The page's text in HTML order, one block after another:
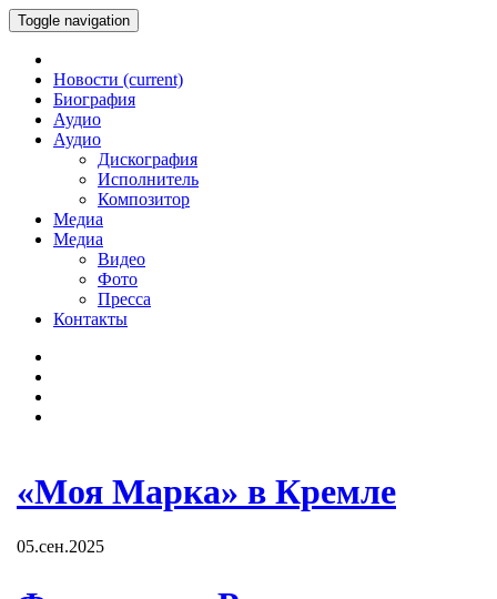
Toggle navigation
Новости (current)
Биография
Аудио
Аудио
Дискография
Исполнитель
Композитор
Медиа
Медиа
Видео
Фото
Пресса
Контакты
«Моя Марка» в Кремле
05.сен.2025